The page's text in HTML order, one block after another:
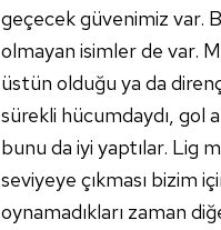
Çerezlere ilişkin
butonuna tıklayabilir,
6698 sayılı Kişisel
mevzuata uygun
geçecek güvenimiz var.
olmayan isimler de var.
üstün olduğu ya da
sürekli hücumdaydı, gol
bunu da iyi yaptılar. Lig
seviyeye çıkması bizim
oynamadıkları zaman